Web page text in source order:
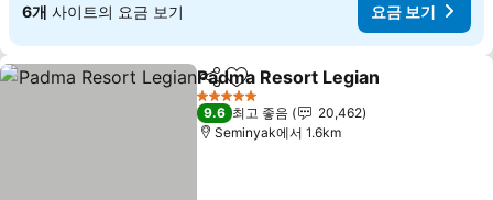
6개 사이트의 요금 보기 요금 보기
공유 즐겨찾기에 추가
Padma Resort Legian
5 성급
9.6 최고 좋음
20,462
Seminyak에서 1.6km